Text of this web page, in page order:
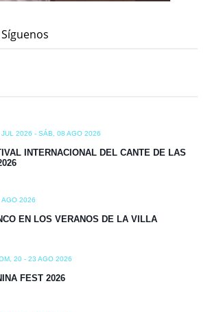
2026 - SÁB, 08 AGO 2026
INTERNACIONAL DEL CANTE DE LAS
AGO 2026
EN LOS VERANOS DE LA VILLA
20 - 23 AGO 2026
FEST 2026